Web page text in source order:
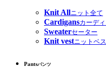
Knit Allニット全て
Cardigansカーデ
Sweaterセーター
Knit vestニットベ
Pantsパンツ